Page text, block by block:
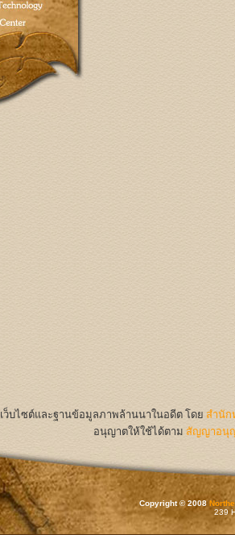
เว็บไซต์และฐานข้อมูลภาพล้านนาในอดีต โดย สำนัก
อนุญาตให้ใช้ได้ตาม สัญญาอนุญ
Copyright © 2008
239